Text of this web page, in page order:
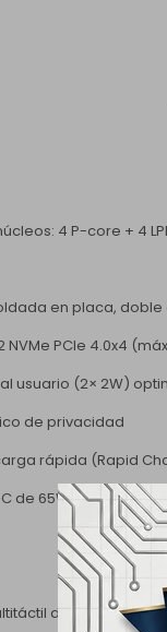
4 P-core + 4
en placa,
NVMe PCIe 4.0x4
usuario (2× 2W)
de privacidad
rápida (Rapid
de 65W
de 10 puntos,